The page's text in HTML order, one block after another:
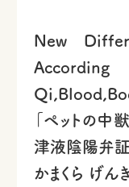
New
「ペットの
津液陰陽弁証
かまくら げ